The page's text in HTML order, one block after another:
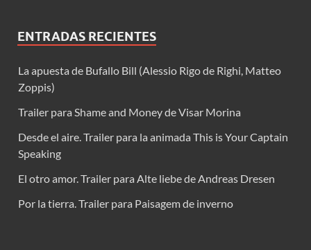
ENTRADAS RECIENTES
La apuesta de Bufallo Bill (Alessio Rigo de Righi, Matteo
Zoppis)
Trailer para Shame and Money de Visar Morina
Desde el aire. Trailer para la animada This is Your Captain
Speaking
El otro amor. Trailer para Alte liebe de Andreas Dresen
Por la tierra. Trailer para Paisagem de inverno